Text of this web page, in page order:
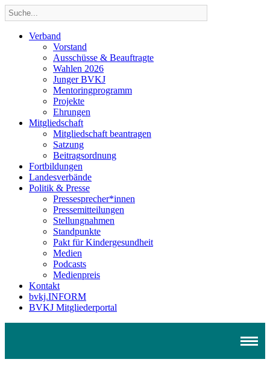
Verband
Vorstand
Ausschüsse & Beauftragte
Wahlen 2026
Junger BVKJ
Mentoringprogramm
Projekte
Ehrungen
Mitgliedschaft
Mitgliedschaft beantragen
Satzung
Beitragsordnung
Fortbildungen
Landesverbände
Politik & Presse
Pressesprecher*innen
Pressemitteilungen
Stellungnahmen
Standpunkte
Pakt für Kindergesundheit
Medien
Podcasts
Medienpreis
Kontakt
bvkj.INFORM
BVKJ Mitgliederportal